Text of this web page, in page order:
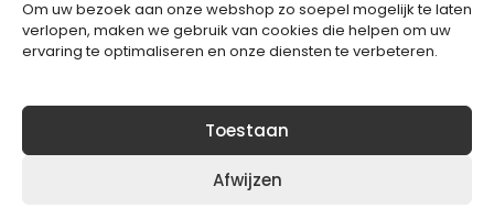
Om uw bezoek aan onze webshop zo soepel mogelijk te laten
verlopen, maken we gebruik van cookies die helpen om uw
ervaring te optimaliseren en onze diensten te verbeteren.
Toestaan
Afwijzen
Blijft op de hoogte van het laatste nieuws.